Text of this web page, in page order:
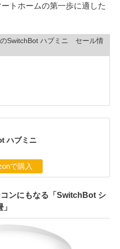
トホームの第一歩に適した
SwitchBot ハブミニ セール情
ハブミニ
で購入
ンにもなる「SwitchBot シ